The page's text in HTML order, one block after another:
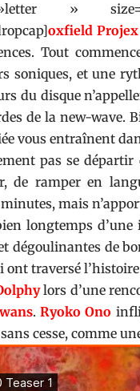
»letter »
oxfield Projex
Tout
soniques, et une
du disque
de la new-wave.
vous entraînent
pas se
de ramper en
mais
longtemps
dégoulinantes de
ont traversé
lors d’une
.Ryoko Ono
cesse, comme